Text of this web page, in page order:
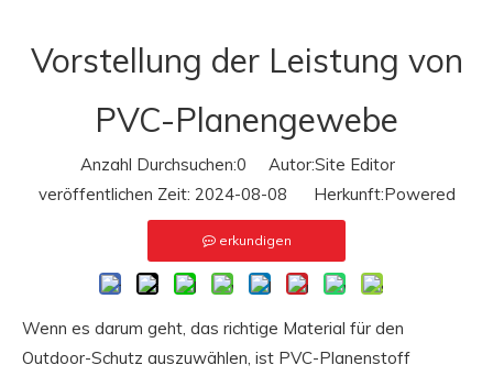
Vorstellung der Leistung von
PVC-Planengewebe
Anzahl Durchsuchen:0 Autor:Site Editor
veröffentlichen Zeit: 2024-08-08 Herkunft:Powered
erkundigen
Wenn es darum geht, das richtige Material für den
Outdoor-Schutz auszuwählen, ist PVC-Planenstoff